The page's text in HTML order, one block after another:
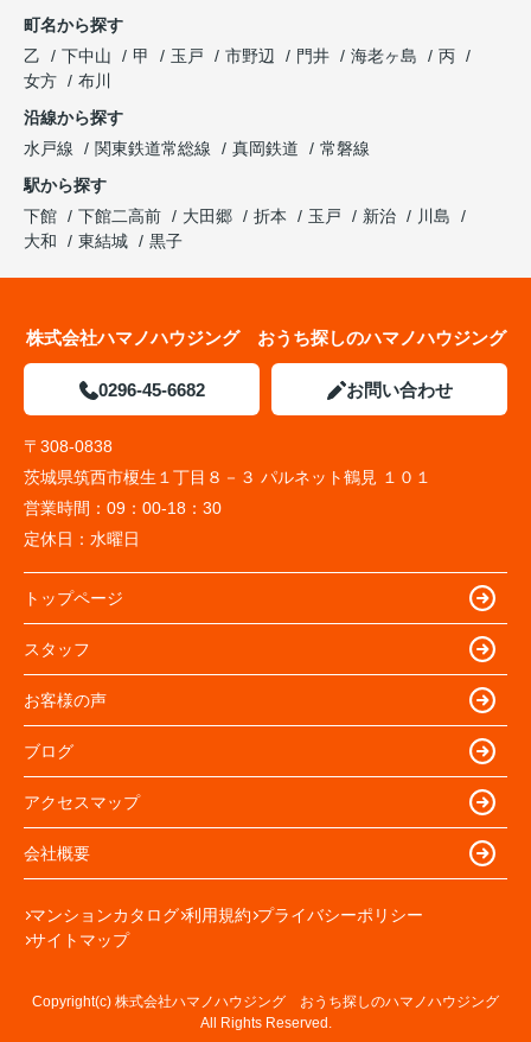
町名から探す
乙
下中山 甲 玉戸 市野辺 門井 海老ヶ島
丙
女方
布川
沿線から探す
水戸線
関東鉄道常総線 真岡鉄道
常磐線
駅から探す
下館
下館二高前 大田郷 折本 玉戸 新治
川島
大和
東結城 黒子
株式会社ハマノハウジング おうち探しのハマノハウジング
0296-45-6682 お問い合わせ
〒308-0838
茨城県筑西市榎生１丁目８－３ パルネット鶴見 １０１
営業時間： 09：00-18：30
定休日： 水曜日
トップページ
スタッフ
お客様の声
ブログ
アクセスマップ
会社概要
マンションカタログ 利用規約 プライバシーポリシー
サイトマップ
Copyright(c) 株式会社ハマノハウジング おうち探しのハマノハウジング
All Rights Reserved.